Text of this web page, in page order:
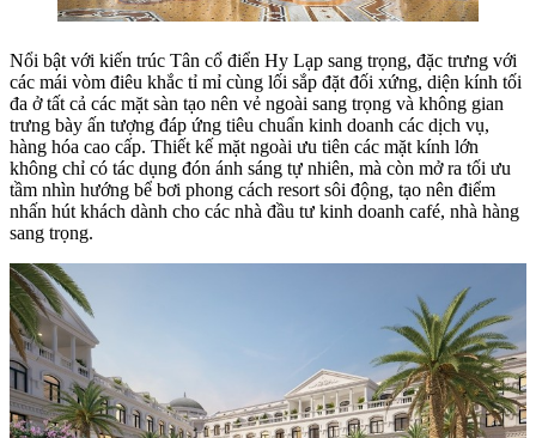
Nổi bật với kiến trúc Tân cổ điển Hy Lạp sang trọng, đặc trưng với
các mái vòm điêu khắc tỉ mỉ cùng lối sắp đặt đối xứng, diện kính tối
đa ở tất cả các mặt sàn tạo nên vẻ ngoài sang trọng và không gian
trưng bày ấn tượng đáp ứng tiêu chuẩn kinh doanh các dịch vụ,
hàng hóa cao cấp. Thiết kế mặt ngoài ưu tiên các mặt kính lớn
không chỉ có tác dụng đón ánh sáng tự nhiên, mà còn mở ra tối ưu
tầm nhìn hướng bể bơi phong cách resort sôi động, tạo nên điểm
nhấn hút khách dành cho các nhà đầu tư kinh doanh café, nhà hàng
sang trọng.